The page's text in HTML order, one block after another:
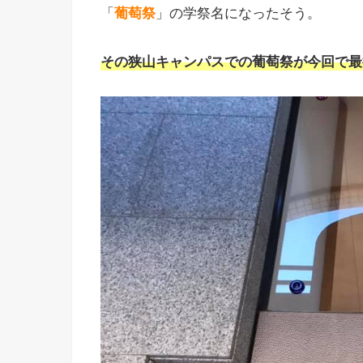
「葡萄祭」の学祭名になったそう。
その狭山キャンパスでの葡萄祭が今回で